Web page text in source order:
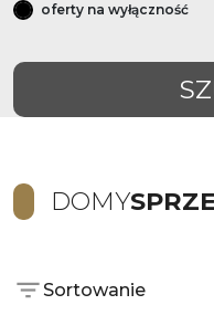
oferty na wyłączność
DOMY
Sortowanie